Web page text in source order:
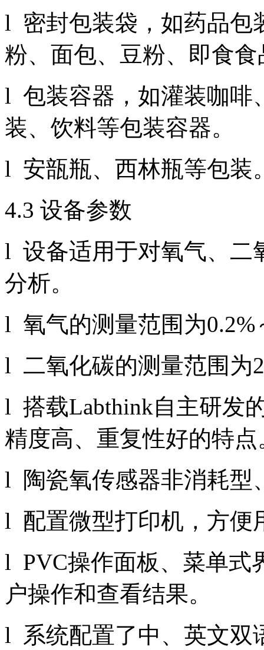
l 密封包装袋，如药品包
粉、面包、豆粉、即食
l 包装容器，如灌装咖啡
装、饮料等包装容器。
l 安瓿瓶、西林瓶等包装
4.3 设备参数
l 设备适用于对氧气、二
分析。
l 氧气的测量范围为0.2%
l 二氧化碳的测量范围为
l 搭载Labthink自主研发
精度高、重复性好的特点
l 陶瓷氧传感器非消耗型
l 配置微型打印机，方便
l PVC操作面板、菜单式
户操作和查看结果。
l 系统配置了中、英文双